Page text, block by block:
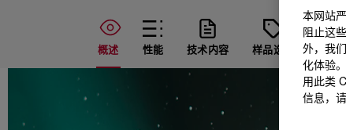
概述 性能 技术内容 样品选项 购买
本网站
阻止这
外，我
化体验
用此类
信息，